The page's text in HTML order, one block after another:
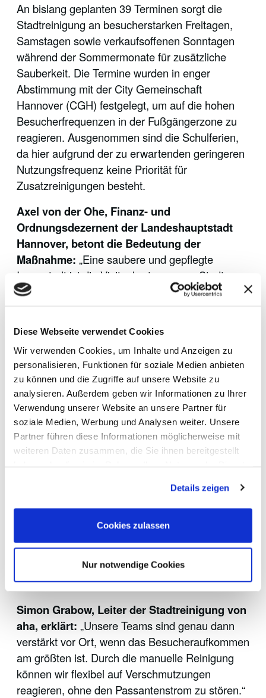
Diese Webseite verwendet Cookies
Wir verwenden Cookies, um Inhalte und Anzeigen zu
personalisieren, Funktionen für soziale Medien anbieten
zu können und die Zugriffe auf unsere Website zu
analysieren. Außerdem geben wir Informationen zu Ihrer
Verwendung unserer Website an unsere Partner für
soziale Medien, Werbung und Analysen weiter. Unsere
Partner führen diese Informationen möglicherweise mit
weiteren Daten zusammen, die Sie ihnen bereitgestellt
Details zeigen
Cookies zulassen
Nur notwendige Cookies
An bislang geplanten 39 Terminen sorgt die
Stadtreinigung an besucherstarken Freitagen,
Samstagen sowie verkaufsoffenen Sonntagen
während der Sommermonate für zusätzliche
Sauberkeit. Die Termine wurden in enger
Abstimmung mit der City Gemeinschaft
Hannover (CGH) festgelegt, um auf die hohen
Besucherfrequenzen in der Fußgängerzone zu
reagieren. Ausgenommen sind die Schulferien,
da hier aufgrund der zu erwartenden geringeren
Nutzungsfrequenz keine Priorität für
Zusatzreinigungen besteht.
Axel von der Ohe, Finanz- und
Ordnungsdezernent der Landeshauptstadt
Hannover, betont die Bedeutung der
Maßnahme: „Eine saubere und gepflegte
Innenstadt ist die Visitenkarte unserer Stadt –
und eine zentrale Voraussetzung für das
einkaufen oder einfach Zeit verbringen können.
Genau dieses Gefühl von Wohlbefinden wollen
wir durch die zusätzliche Reinigung ermöglichen
- dafür arbeiten Stadt, aha und Handel eng
zusammen.“
Manuelle Präzision und technologische
Erprobung
hochfrequentierten Stoßzeiten in der
Belästigungen durch Stau- und Lärm zu
Stadtreinigung auf die klassische Arbeit mit
Kehrbesen und Schaufel, sowie die Leerung der
Abfallbehälter.
Simon Grabow, Leiter der Stadtreinigung von
aha, erklärt: „Unsere Teams sind genau dann
verstärkt vor Ort, wenn das Besucheraufkommen
am größten ist. Durch die manuelle Reinigung
können wir flexibel auf Verschmutzungen
reagieren, ohne den Passantenstrom zu stören.“